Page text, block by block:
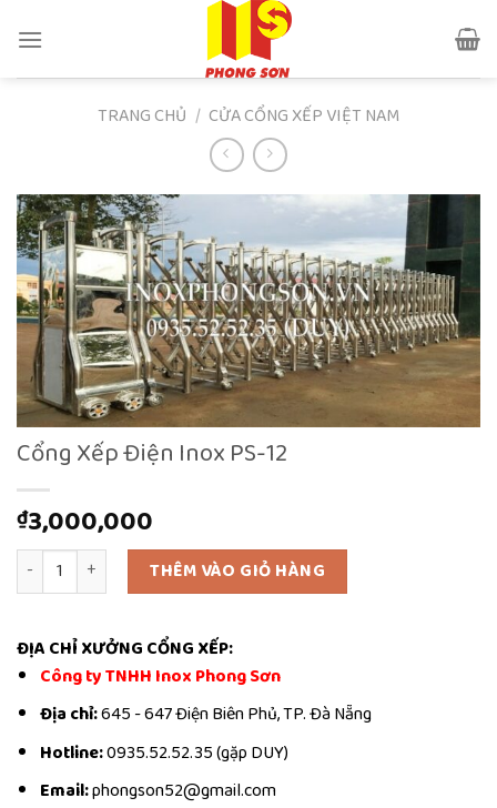
TRANG CHỦ / CỬA CỔNG XẾP VIỆT NAM
Cổng Xếp Điện Inox PS-12
₫3,000,000
Cổng Xếp Điện Inox PS-12 số lượng
THÊM VÀO GIỎ HÀNG
ĐỊA CHỈ XƯỞNG CỔNG XẾP:
Công ty TNHH Inox Phong Sơn
Địa chỉ:645 - 647 Điện Biên Phủ, TP. Đà Nẵng
Hotline:0935.52.52.35 (gặp DUY)
Email:phongson52@gmail.com